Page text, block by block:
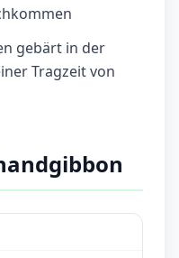
gebärt in der
Tragzeit von